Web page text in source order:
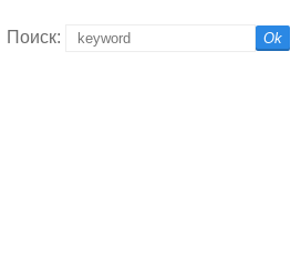
Поиск: